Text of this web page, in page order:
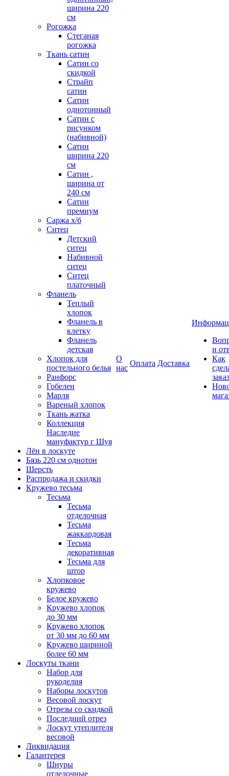
ширина 220
см
Рогожка
Стеганая
рогожка
Ткань сатин
Сатин со
скидкой
Страйп
сатин
Сатин
однотонный
Сатин с
рисунком
(набивной)
Сатин
ширина 220
см
Сатин ,
ширина от
240 см
Сатин
премиум
Саржа х/б
Ситец
Детский
ситец
Набивной
ситец
Ситец
платочный
Фланель
Теплый
хлопок
Фланель в
клетку
Фланель
детская
Хлопок для
постельного белья
Ранфорс
Гобелен
Марля
Вареный хлопок
Ткань жатка
Коллекция
Наследие
мануфактур г Шуя
Лён в лоскуте
Бязь 220 см однотон
Шерсть
Распродажа и скидки
Кружево тесьма
Тесьма
Тесьма
отделочная
Тесьма
жаккардовая
Тесьма
декоративная
Тесьма для
штор
Хлопковое
кружево
Белое кружево
Кружево хлопок
до 30 мм
Кружево хлопок
от 30 мм до 60 мм
Кружево шириной
более 60 мм
Лоскуты ткани
Набор для
рукоделия
Наборы лоскутов
Весовой лоскут
Отрезы со скидкой
Последний отрез
Лоскут утеплителя
весовой
Ликвидация
Галантерея
Шнуры
отделочные
О
нас
Оплата Доставка
и
Как
заказ